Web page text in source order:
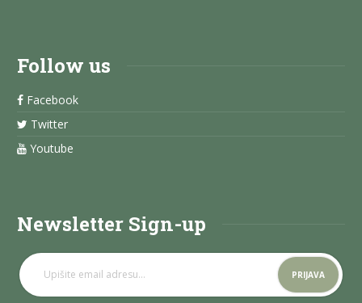
Follow us
Facebook
Twitter
Youtube
Newsletter Sign-up